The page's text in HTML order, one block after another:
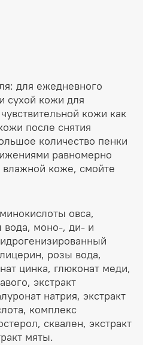
для ежедневного
сухой кожи для
кожи как
после снятия
количество пенки
равномерно
влажной коже, смойте
овса,
вода, моно-, ди- и
розы вода,
цинка, глюконат меди,
экстракт
натрия, экстракт
комплекс
сквален, экстракт
мяты.